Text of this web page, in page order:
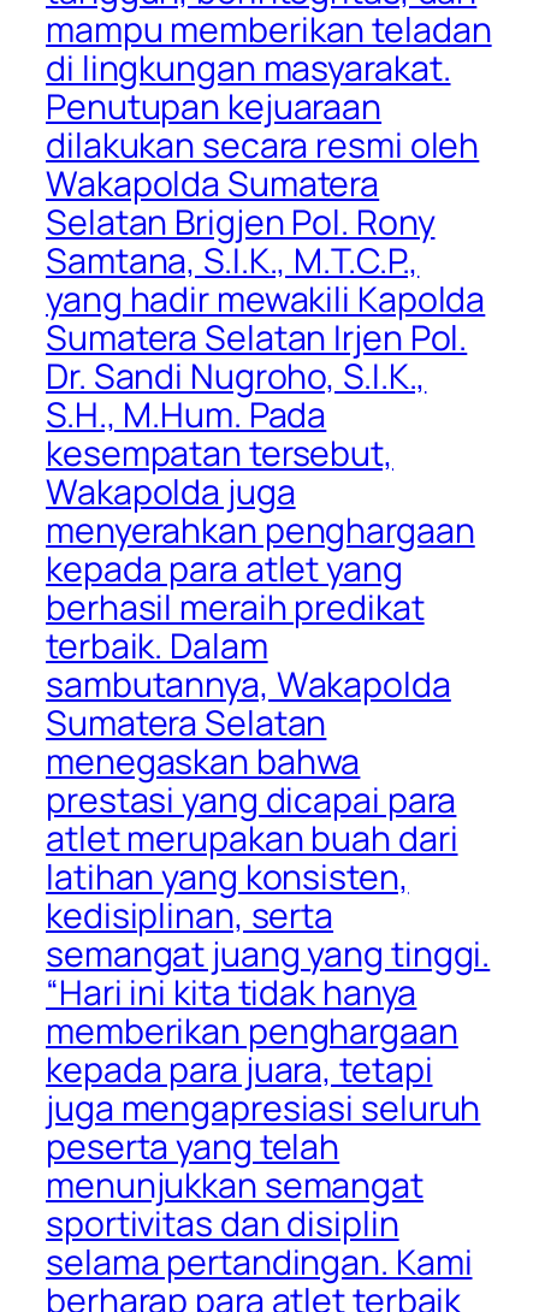
mampu memberikan teladan
di lingkungan masyarakat.
Penutupan kejuaraan
dilakukan secara resmi oleh
Wakapolda Sumatera
Selatan Brigjen Pol. Rony
Samtana, S.I.K., M.T.C.P.,
yang hadir mewakili Kapolda
Sumatera Selatan Irjen Pol.
Dr. Sandi Nugroho, S.I.K.,
S.H., M.Hum. Pada
kesempatan tersebut,
Wakapolda juga
menyerahkan penghargaan
kepada para atlet yang
berhasil meraih predikat
terbaik. Dalam
sambutannya, Wakapolda
Sumatera Selatan
menegaskan bahwa
prestasi yang dicapai para
atlet merupakan buah dari
latihan yang konsisten,
kedisiplinan, serta
semangat juang yang tinggi.
“Hari ini kita tidak hanya
memberikan penghargaan
kepada para juara, tetapi
juga mengapresiasi seluruh
peserta yang telah
menunjukkan semangat
sportivitas dan disiplin
selama pertandingan. Kami
berharap para atlet terbaik